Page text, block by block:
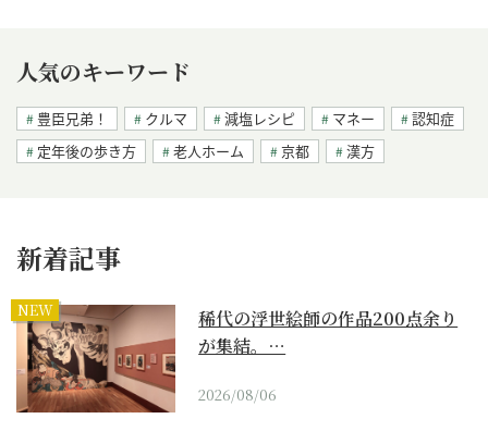
人気のキーワード
豊臣兄弟！ クルマ 減塩レシピ マネー
認知症
定年後の歩き方
老人ホーム 京都 漢方
新着記事
NEW
稀代の浮世絵師の作品200点余り
が集結。…
2026/08/06